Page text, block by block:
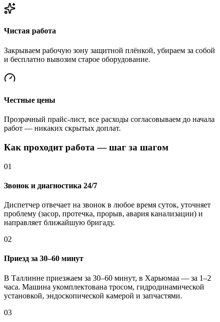
Чистая работа
Закрываем рабочую зону защитной плёнкой, убираем за собой
и бесплатно вывозим старое оборудование.
Честные цены
Прозрачный прайс-лист, все расходы согласовываем до начала
работ — никаких скрытых доплат.
Как проходит работа — шаг за шагом
01
Звонок и диагностика 24/7
Диспетчер отвечает на звонок в любое время суток, уточняет
проблему (засор, протечка, прорыв, авария канализации) и
направляет ближайшую бригаду.
02
Приезд за 30–60 минут
В Таллинне приезжаем за 30–60 минут, в Харьюмаа — за 1–2
часа. Машина укомплектована тросом, гидродинамической
установкой, эндоскопической камерой и запчастями.
03